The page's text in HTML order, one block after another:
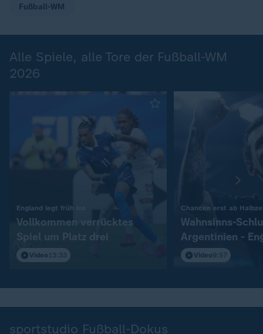
Fußball-WM
Alle Spiele, alle Tore der Fußball-WM
2026
England legt früh los
Vollkommen verrücktes
Spiel um Platz drei
Video 13:33
Chancen erst ab
Wahnsinns-
Argentinien -
Video9:57
sportstudio Fußball-Dokus